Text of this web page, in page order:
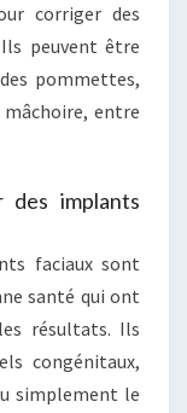
corriger des
peuvent être
pommettes,
entre
implants
faciaux sont
santé qui ont
résultats. Ils
congénitaux,
simplement le